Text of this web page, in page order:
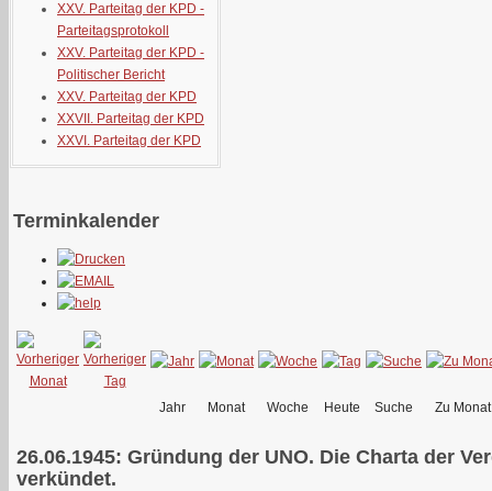
XXV. Parteitag der KPD -
Parteitagsprotokoll
XXV. Parteitag der KPD -
Politischer Bericht
XXV. Parteitag der KPD
XXVII. Parteitag der KPD
XXVI. Parteitag der KPD
Terminkalender
Jahr Monat Woche Heute Suche Zu Monat
26.06.1945: Gründung der UNO. Die Charta der
verkündet.